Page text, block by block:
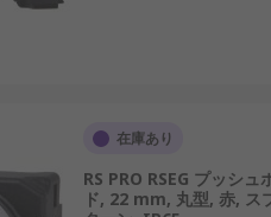
在庫あり
RS PRO RSEG プッシュ
ド, 22 mm, 丸型, 赤, ス